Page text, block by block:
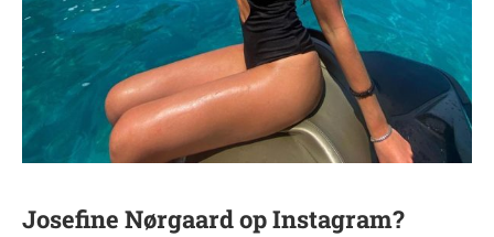
Josefine Nørgaard op Instagram?